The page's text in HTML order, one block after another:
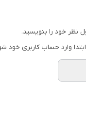
نظر خود را بنویسید.
وارد حساب کاربری خود